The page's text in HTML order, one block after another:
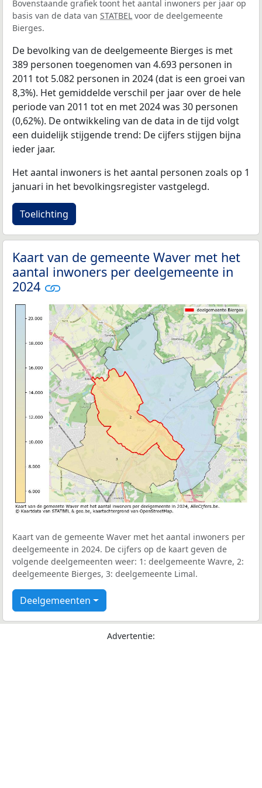
Bovenstaande grafiek toont het aantal inwoners per jaar op
basis van de data van STATBEL voor de deelgemeente
Bierges.
De bevolking van de deelgemeente Bierges is met
389 personen toegenomen van 4.693 personen in
2011 tot 5.082 personen in 2024 (dat is een groei van
8,3%). Het gemiddelde verschil per jaar over de hele
periode van 2011 tot en met 2024 was 30 personen
(0,62%). De ontwikkeling van de data in de tijd volgt
een duidelijk stijgende trend: De cijfers stijgen bijna
ieder jaar.
Het aantal inwoners is het aantal personen zoals op 1
januari in het bevolkingsregister vastgelegd.
Toelichting
Kaart van de gemeente Waver met het
aantal inwoners per deelgemeente in
2024
Kaart van de gemeente Waver met het aantal inwoners per
deelgemeente in 2024. De cijfers op de kaart geven de
volgende deelgemeenten weer: 1: deelgemeente Wavre, 2:
deelgemeente Bierges, 3: deelgemeente Limal.
Deelgemeenten
Advertentie: